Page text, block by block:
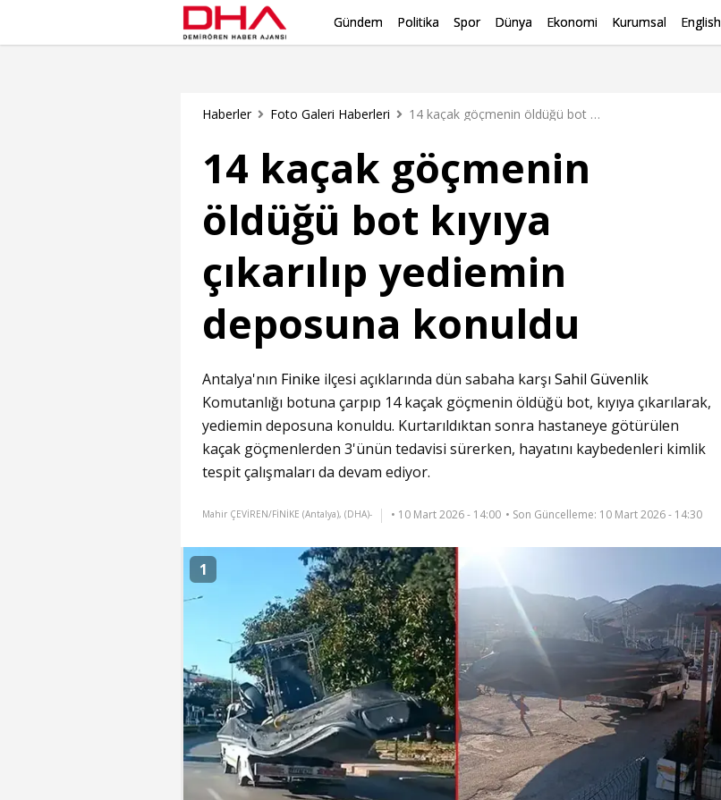
Gündem Politika Spor Dünya Ekonomi Kurumsal English
Haberler Foto Galeri Haberleri 14 kaçak göçmenin öldüğü bot kıyıya çıkarılıp yediemin deposuna konuldu
14 kaçak göçmenin
öldüğü bot kıyıya
çıkarılıp yediemin
deposuna konuldu
Antalya'nın Finike ilçesi açıklarında dün sabaha karşı Sahil Güvenlik
Komutanlığı botuna çarpıp 14 kaçak göçmenin öldüğü bot, kıyıya çıkarılarak,
yediemin deposuna konuldu. Kurtarıldıktan sonra hastaneye götürülen
kaçak göçmenlerden 3'ünün tedavisi sürerken, hayatını kaybedenleri kimlik
tespit çalışmaları da devam ediyor.
Mahir ÇEVİREN/FİNİKE (Antalya), (DHA)- • 10 Mart 2026 - 14:00 • Son Güncelleme: 10 Mart 2026 - 14:30
1